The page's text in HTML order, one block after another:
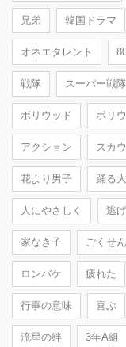
兄弟 韓国ドラマ
オネエタレント
戦隊 スーパー戦隊
ボリウッド ボリ
アクション スカ
花より男子 踊る
人にやさしく 逃
家なき子 ごくせん
ロンバケ 疲れた
行事の意味 喜ぶ
流星の絆 3年A組